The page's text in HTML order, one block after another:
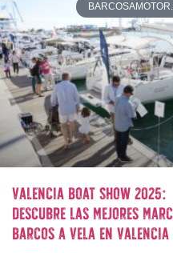
Valencia Boat Show 2025:
Descubre las Mejores
Barcos a Vela en Valencia